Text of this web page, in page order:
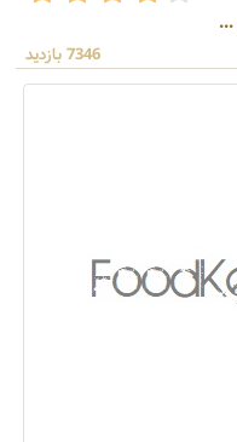
7346 بازدید